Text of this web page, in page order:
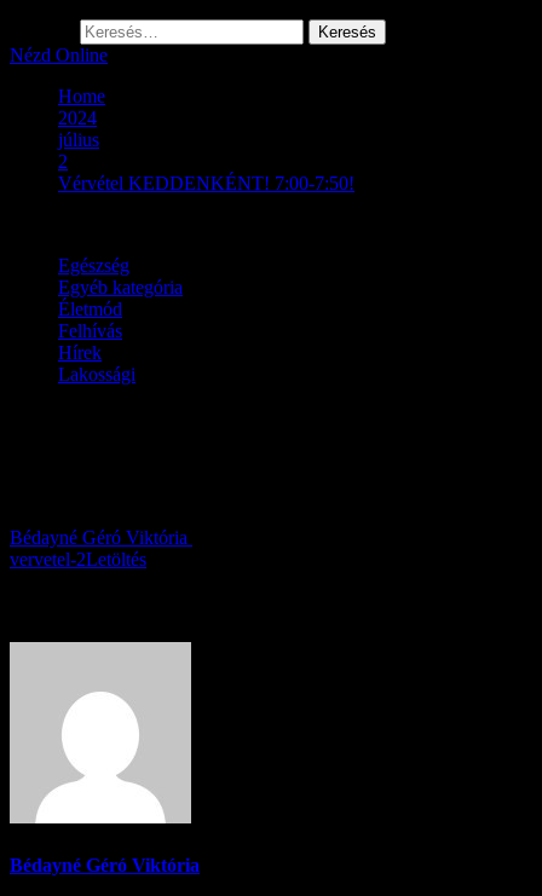
Nézd Online
Home
2024
július
2
Vérvétel KEDDENKÉNT! 7:00-7:50!
Egészség
Egyéb kategória
Életmód
Felhívás
Hírek
Lakossági
Bédayné Géró Viktória
vervetel-2Letöltés
Bédayné Géró Viktória